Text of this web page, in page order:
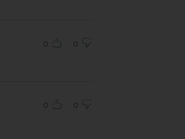
0 0
0 0